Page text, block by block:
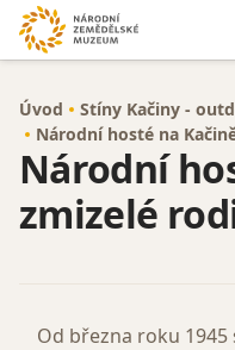
Úvod
Stíny Kačiny -
Národní hosté na
Národní
zmizelé
Od března roku